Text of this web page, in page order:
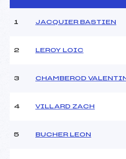
CARACTÉRISTIQUES
Point Bas :
1 JACQUIER BASTIEN
2 LEROY LOIC
3 CHAMBEROD
4 VILLARD ZACH
5 BUCHER LEON